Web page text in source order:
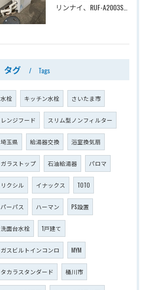
リンナイ、RUF-A2003SAG(A)→ノーリツ、GT-C2072SAR-1 BL、20号、エコジョーズ、オート、屋外据置型、給湯器交換工事ー埼玉県上尾市平塚
タグ Tags
水栓 キッチン水栓 さいたま市
レンジフード スリム型ノンフィルター
埼玉県 給湯器交換 浴室換気扇
ガラストップ 石油給湯器 パロマ
リクシル イナックス TOTO
パーパス ハーマン PS設置
洗面台水栓 1戸建て
ガスビルトインコンロ MYM
タカラスタンダード 桶川市